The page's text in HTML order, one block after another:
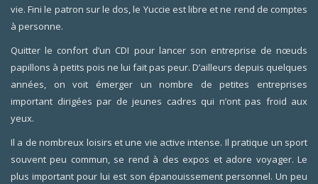
vie. Fini le patron sur le dos, le Yuccie est libre et ne rend de comptes
à personne.
Quitter le confort d’un CDI pour lancer son entreprise de nœuds
papillons à petits pois ne lui fait pas peur. D’ailleurs depuis quelques
années, on voit émerger un nombre de petites entreprises
important dirigées par de jeunes cadres qui n’ont pas froid aux
yeux.
Il a de nombreux loisirs et une vie active intense. Il pratique un sport
souvent peu commun, se rend à des expos et adore voyager. Le
plus important pour lui est son épanouissement personnel. Un peu